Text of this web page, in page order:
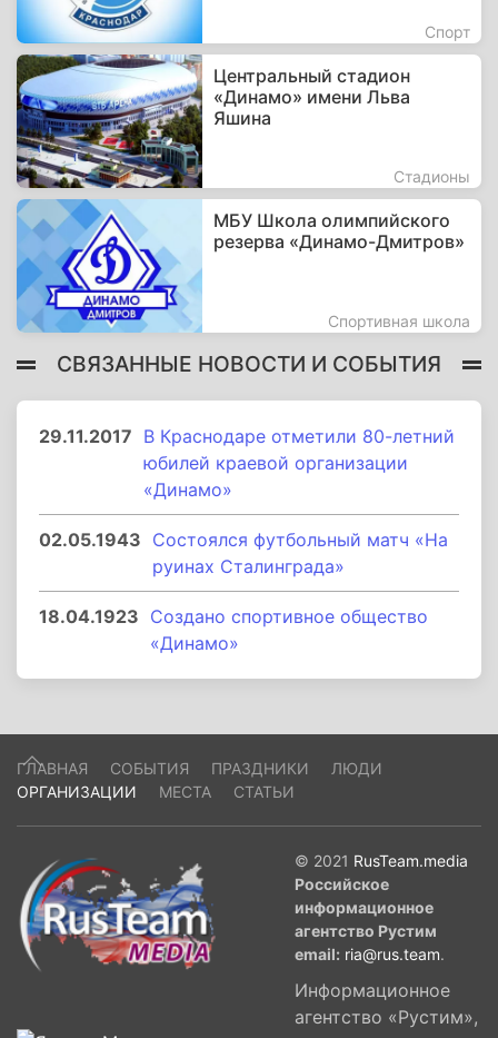
Спорт
Центральный стадион
«Динамо» имени Льва
Яшина
Стадионы
МБУ Школа олимпийского
резерва «Динамо-Дмитров»
Спортивная школа
СВЯЗАННЫЕ НОВОСТИ И СОБЫТИЯ
29.11.2017 В Краснодаре отметили 80-летний
юбилей краевой организации
«Динамо»
02.05.1943 Состоялся футбольный матч «На
руинах Сталинграда»
18.04.1923 Создано спортивное общество
«Динамо»
ГЛАВНАЯ СОБЫТИЯ ПРАЗДНИКИ
ЛЮДИ
ОРГАНИЗАЦИИ
МЕСТА СТАТЬИ
© 2021 RusTeam.media
Российское
информационное
агентство Рустим
email: ria@rus.team.
Информационное
агентство «Рустим»,